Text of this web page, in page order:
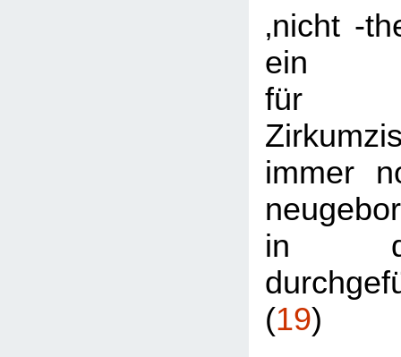
‚nicht -
ein
für
immer
in
(19)